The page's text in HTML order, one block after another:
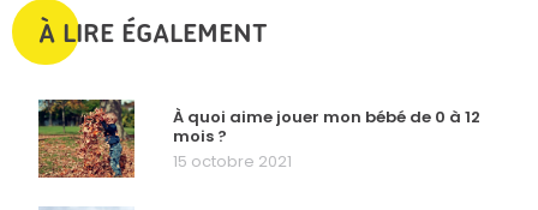
À LIRE ÉGALEMENT
À quoi aime jouer mon bébé de 0 à 12
mois ?
15 octobre 2021